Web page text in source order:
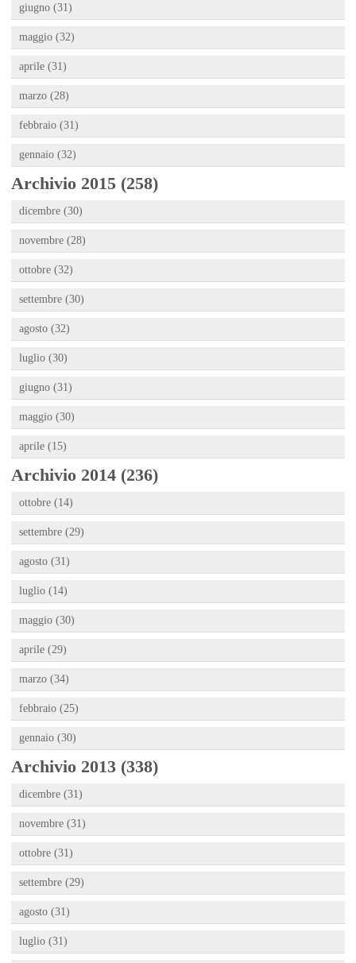
giugno (31)
maggio (32)
aprile (31)
marzo (28)
febbraio (31)
gennaio (32)
Archivio 2015 (258)
dicembre (30)
novembre (28)
ottobre (32)
settembre (30)
agosto (32)
luglio (30)
giugno (31)
maggio (30)
aprile (15)
Archivio 2014 (236)
ottobre (14)
settembre (29)
agosto (31)
luglio (14)
maggio (30)
aprile (29)
marzo (34)
febbraio (25)
gennaio (30)
Archivio 2013 (338)
dicembre (31)
novembre (31)
ottobre (31)
settembre (29)
agosto (31)
luglio (31)